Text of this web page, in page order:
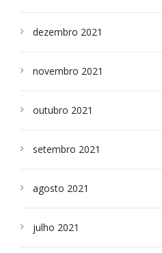
dezembro 2021
novembro 2021
outubro 2021
setembro 2021
agosto 2021
julho 2021